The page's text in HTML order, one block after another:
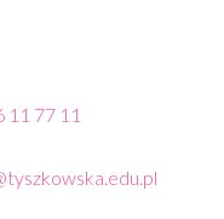
11 77 11